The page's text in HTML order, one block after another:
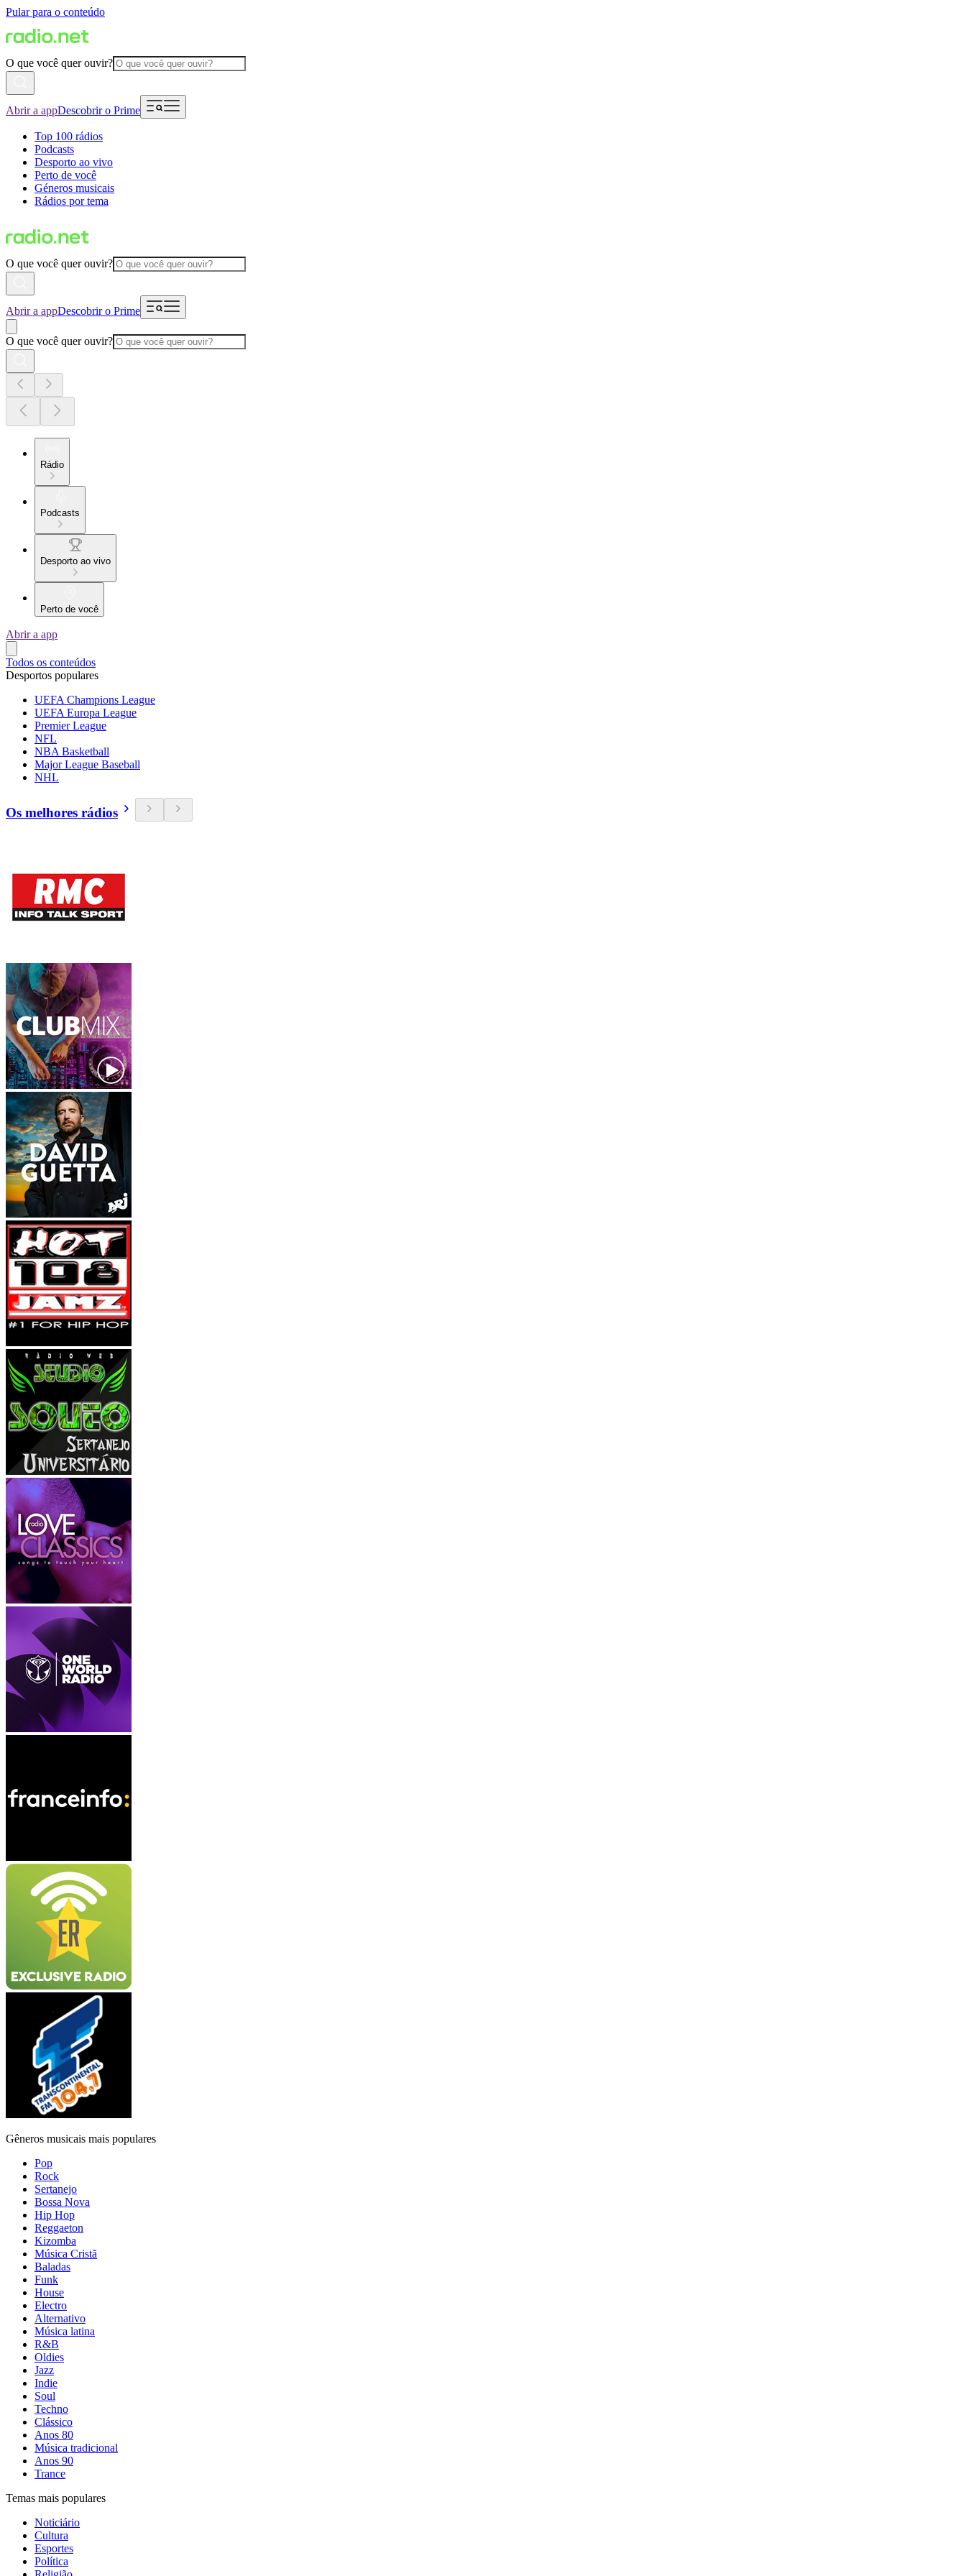
Pular para o conteúdo
O que você quer ouvir?
Abrir a appDescobrir o Prime
Top 100 rádios
Podcasts
Desporto ao vivo
Perto de você
Géneros musicais
Rádios por tema
O que você quer ouvir?
Abrir a appDescobrir o Prime
O que você quer ouvir?
Rádio
Podcasts
Desporto ao vivo
Perto de você
Abrir a app
Todos os conteúdos
Desportos populares
UEFA Champions League
UEFA Europa League
Premier League
NFL
NBA Basketball
Major League Baseball
NHL
Os melhores rádios
Gêneros musicais mais populares
Pop
Rock
Sertanejo
Bossa Nova
Hip Hop
Reggaeton
Kizomba
Música Cristã
Baladas
Funk
House
Electro
Alternativo
Música latina
R&B
Oldies
Jazz
Indie
Soul
Techno
Clássico
Anos 80
Música tradicional
Anos 90
Trance
Temas mais populares
Noticiário
Cultura
Esportes
Política